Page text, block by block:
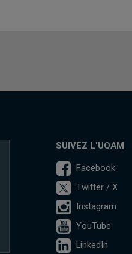
SUIVEZ L'UQAM
Facebook
Twitter / X
Instagram
YouTube
LinkedIn